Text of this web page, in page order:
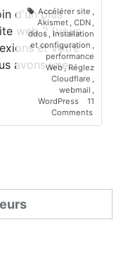
d'un plus
web ? (vous
et votre
avons une…
Accélérer site ,
Akismet , CDN ,
ddos , Installation
et configuration ,
performance
Web,Réglez
Cloudflare ,
webmail ,
WordPress
11
Commentson
afin